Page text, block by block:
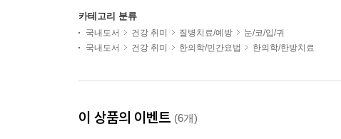
카테고리 분류
국내도서 건강 취미 질병치료/예방
눈/코/입/귀
국내도서
건강 취미 한의학/민간요법 한의학/한방치료
이 상품의 이벤트 (6개)